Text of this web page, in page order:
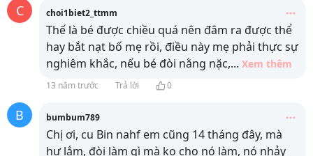
C choi1biet2_ttmm
Thế là bé được chiều quá nên đâm ra được thể
hay bắt nạt bố mẹ rồi, điều này mẹ phải thực sự
nghiêm khắc, nếu bé đòi nằng nặc,... Xem thêm
13 năm trước Trả lời 0
B bumbum789
Chị ơi, cu Bin nahf em cũng 14 tháng đây, mà
hư lắm, đòi làm gì mà ko cho nó làm, nó nhảy